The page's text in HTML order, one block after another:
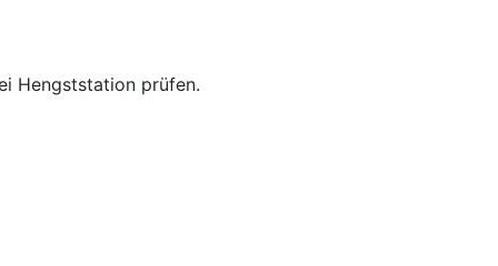
Hengststation prüfen.